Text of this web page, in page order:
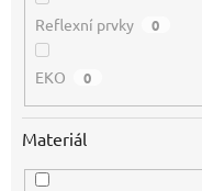
Reflexní prvky 0
EKO 0
Materiál